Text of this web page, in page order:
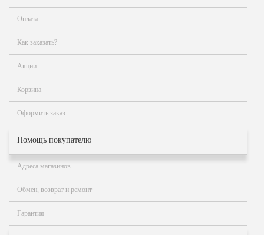
Оплата
Доставка
самовывоз
Гарантия
возврат
Вакансии
Оплата
Как заказать?
Акции
Корзина
Оформить заказ
Помощь покупателю
Адреса магазинов
Обмен, возврат и ремонт
Гарантия